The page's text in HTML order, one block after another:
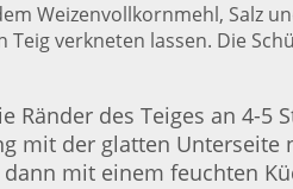
Weizenvollkornmehl, Salz
verkneten lassen. Die
Ränder des Teiges an 4-
mit der glatten Unterseite
mit einem feuchten